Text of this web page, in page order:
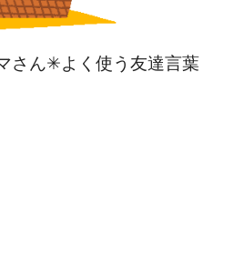
さん✳︎よく使う友達言葉